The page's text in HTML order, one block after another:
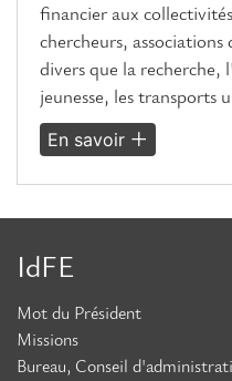
financier aux
chercheurs, associations
divers que la
jeunesse, les transports
En savoir
IdFE
Mot du Président
Missions
Bureau, Conseil